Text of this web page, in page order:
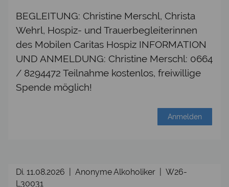
BEGLEITUNG: Christine Merschl, Christa
Wehrl, Hospiz- und Trauerbegleiterinnen
des Mobilen Caritas Hospiz INFORMATION
UND ANMELDUNG: Christine Merschl: 0664
/ 8294472 Teilnahme kostenlos, freiwillige
Spende möglich!
Anmelden
Di. 11.08.2026 | Anonyme Alkoholiker | W26-
L30031